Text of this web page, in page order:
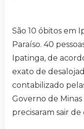
São 10 óbitos em
Paraíso. 40
Ipatinga, de
exato de
contabilizado
Governo de
precisaram sair